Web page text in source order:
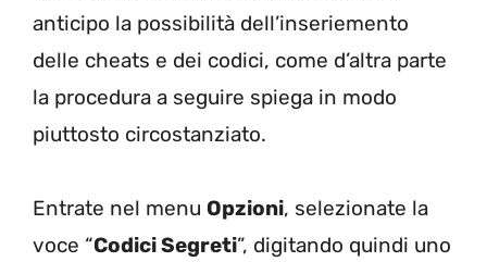
anticipo la possibilità dell’inseriemento
delle cheats e dei codici, come d’altra parte
la procedura a seguire spiega in modo
piuttosto circostanziato.
Entrate nel menu Opzioni, selezionate la
voce “Codici Segreti”, digitando quindi uno